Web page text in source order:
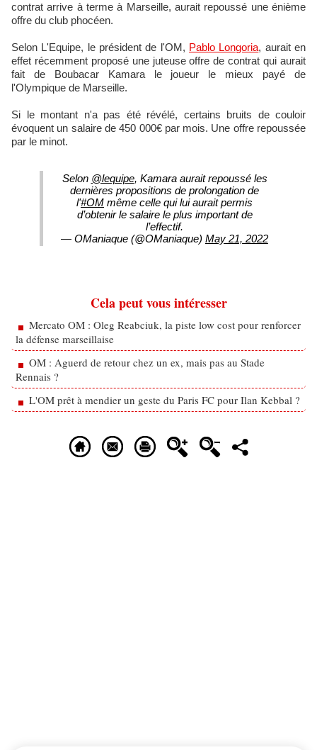
contrat arrive à terme à Marseille, aurait repoussé une énième
offre du club phocéen.
Selon L'Equipe, le président de l'OM, Pablo Longoria, aurait en
effet récemment proposé une juteuse offre de contrat qui aurait
fait de Boubacar Kamara le joueur le mieux payé de
l'Olympique de Marseille.
Si le montant n'a pas été révélé, certains bruits de couloir
évoquent un salaire de 450 000€ par mois. Une offre repoussée
par le minot.
Selon @lequipe, Kamara aurait repoussé les
dernières propositions de prolongation de
l'#OM même celle qui lui aurait permis
d’obtenir le salaire le plus important de
l’effectif.
— OManiaque (@OManiaque) May 21, 2022
Cela peut vous intéresser
Mercato OM : Oleg Reabciuk, la piste low cost pour renforcer
la défense marseillaise
OM : Aguerd de retour chez un ex, mais pas au Stade
Rennais ?
L'OM prêt à mendier un geste du Paris FC pour Ilan Kebbal ?